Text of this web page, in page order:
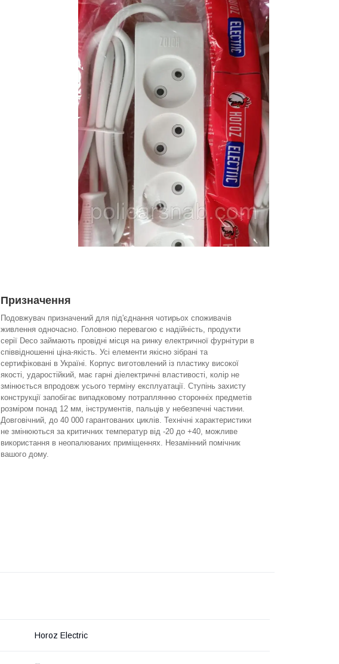
Призначення
Подовжувач призначений для під'єднання чотирьох споживачів
живлення одночасно. Головною перевагою є надійність, продукти
серії Deco займають провідні місця на ринку електричної фурнітури в
співвідношенні ціна-якість. Усі елементи якісно зібрані та
сертифіковані в Україні. Корпус виготовлений із пластику високої
якості, ударостійкий, має гарні діелектричні властивості, колір не
змінюється впродовж усього терміну експлуатації. Ступінь захисту
конструкції запобігає випадковому потраплянню сторонніх предметів
розміром понад 12 мм, інструментів, пальців у небезпечні частини.
Довговічний, до 40 000 гарантованих циклів. Технічні характеристики
не змінюються за критичних температур від -20 до +40, можливе
використання в неопалюваних приміщеннях. Незамінний помічник
вашого дому.
Horoz Electric